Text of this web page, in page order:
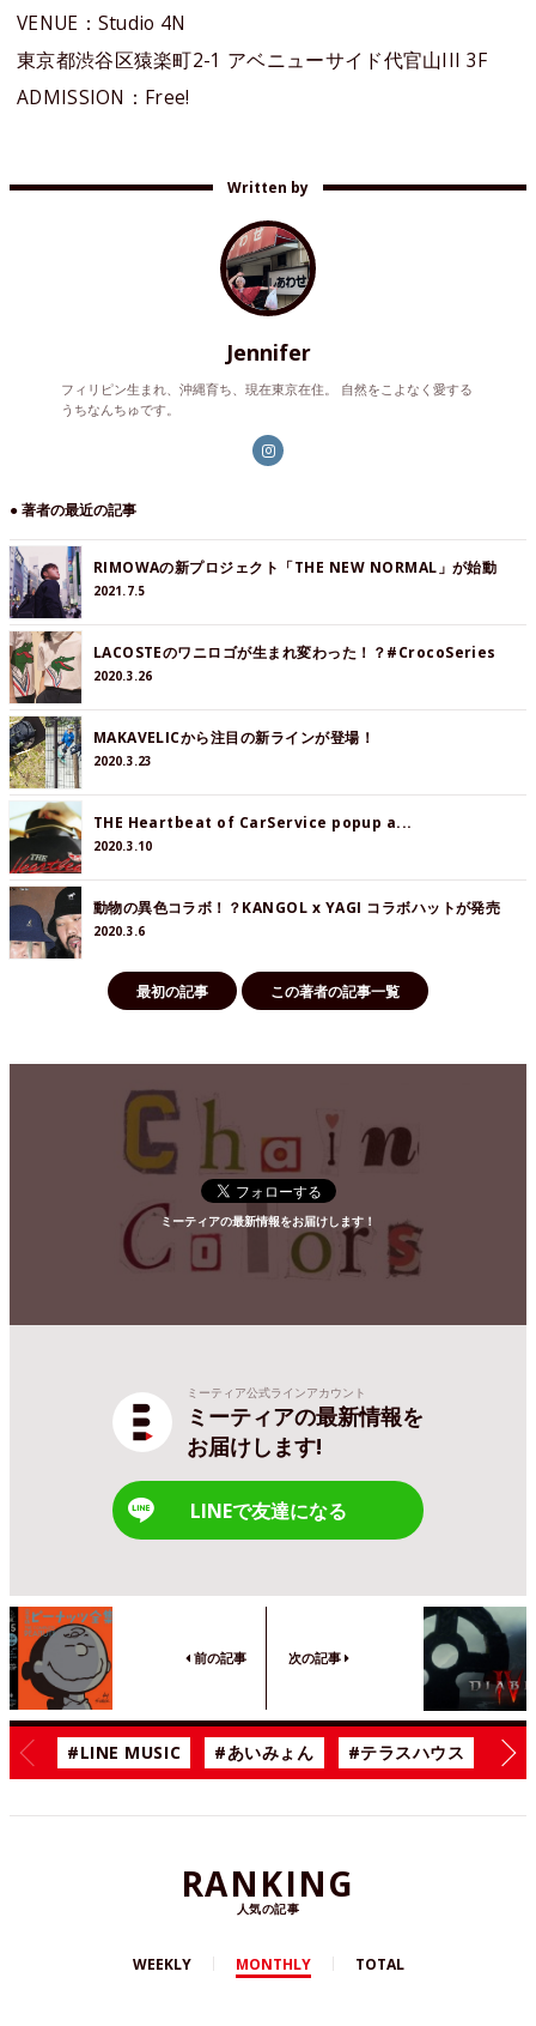
VENUE：Studio 4N
東京都渋谷区猿楽町2-1 アベニューサイド代官山III 3F
ADMISSION：Free!
Written by
Jennifer
フィリピン生まれ、沖縄育ち、現在東京在住。 自然をこよなく愛する
うちなんちゅです。
● 著者の最近の記事
RIMOWAの新プロジェクト「THE NEW NORMAL」が始動
2021.7.5
LACOSTEのワニロゴが生まれ変わった！？#CrocoSeries
2020.3.26
MAKAVELICから注目の新ラインが登場！
2020.3.23
THE Heartbeat of CarService popup a...
2020.3.10
動物の異色コラボ！？KANGOL x YAGI コラボハットが発売
2020.3.6
最初の記事 この著者の記事一覧
ミーティアの最新情報をお届けします！
ミーティア公式ラインアカウント
ミーティアの最新情報を
お届けします!
LINEで友達になる
前の記事 次の記事
#LINE MUSIC #あいみょん #テラスハウス #漫
RANKING
人気の記事
WEEKLY MONTHLY TOTAL